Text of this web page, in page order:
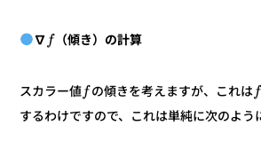
∇ f （傾き）の計算
スカラー値fの傾きを考えますが、これはf
するわけですので、これは単純に次のよう